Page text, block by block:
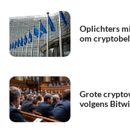
Oplichters
om
Grote
volgens